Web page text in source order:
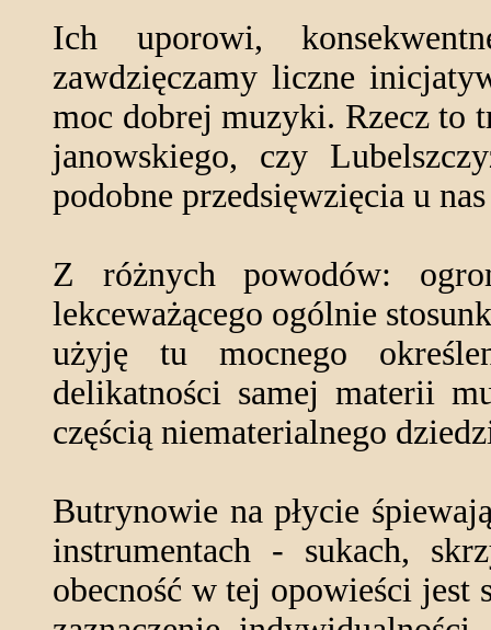
Ich uporowi,
zawdzięczamy liczne
moc dobrej muzyki. Rzecz to
janowskiego, czy
podobne przedsięwzięcia u
Z różnych powodów:
lekceważącego ogólnie
użyję tu mocnego
delikatności samej materii
częścią niematerialnego
Butrynowie na płycie
instrumentach - sukach,
obecność w tej opowieści jest